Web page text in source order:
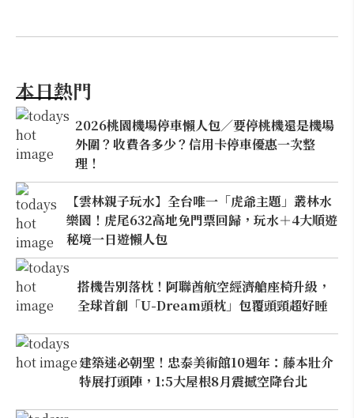
本日熱門
2026桃園機場停車懶人包／要停桃機還是機場
外圍？收費各多少？信用卡停車優惠一次整
理！
【雲林親子玩水】全台唯一「虎爺主題」叢林水
樂園！虎尾632高地免門票回歸，玩水＋4大順遊
秘境一日遊懶人包
搭機告別落枕！阿聯酋航空經濟艙座椅升級，
全球首創「U-Dream頭枕」包覆頭頸超好睡
建築迷必朝聖！忠泰美術館10週年：藤本壯介
特展打頭陣，1:5大屋根8月震撼空降台北